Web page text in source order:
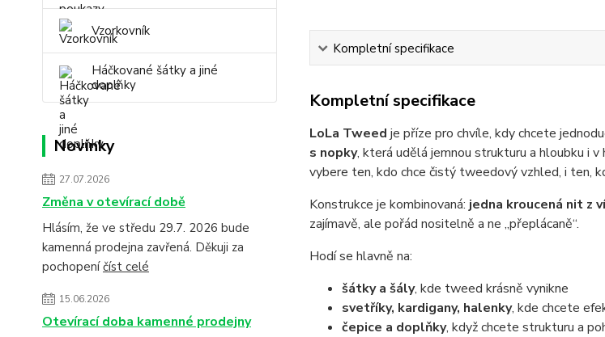
Vzorkovník
Háčkované šátky a jiné
doplňky
Novinky
27.07.2026
Změna v otevírací době
Hlásím, že ve středu 29.7. 2026 bude
kamenná prodejna zavřená. Děkuji za
pochopeníčíst celé
15.06.2026
Otevírací doba kamenné prodejny
Kompletní specifikace
Kompletní specifikace
LoLa Tweed je příze pro chvíle, kdy chcete
s nopky, která udělá jemnou strukturu a hloubku i
vybere ten, kdo chce čistý tweedový vzhled, i ten,
Konstrukce je kombinovaná: jedna kroucená nit z
zajímavě, ale pořád nositelně a ne „přeplácaně“.
Hodí se hlavně na:
šátky a šály, kde tweed krásně vynikne
svetříky, kardigany, halenky, kde chcete
čepice a doplňky, když chcete strukturu a